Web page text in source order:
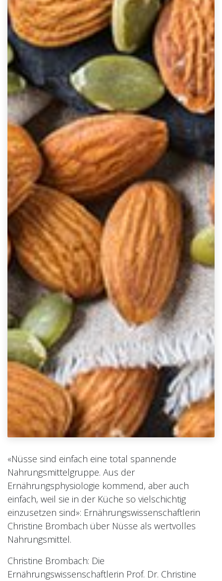
«Nüsse sind einfach eine total spannende
Nahrungsmittelgruppe. Aus der
Ernährungsphysiologie kommend, aber auch
einfach, weil sie in der Küche so vielschichtig
einzusetzen sind»: Ernährungswissenschaftlerin
Christine Brombach über Nüsse als wertvolles
Nahrungsmittel.
Christine Brombach: Die
Ernährungswissenschaftlerin Prof. Dr. Christine